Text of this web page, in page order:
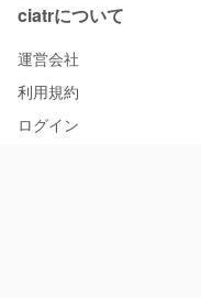
ciatrについて
運営会社
利用規約
ログイン